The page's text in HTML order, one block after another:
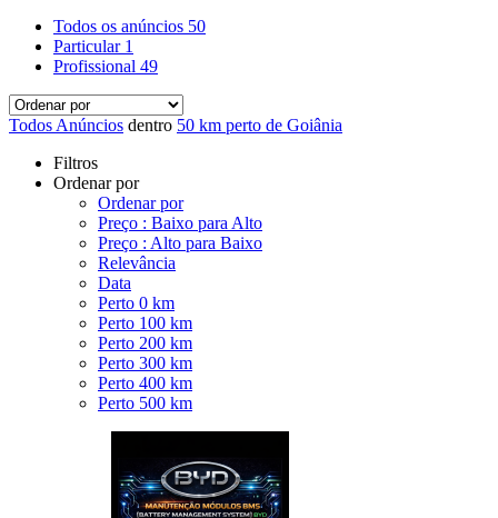
Todos os anúncios 50
Particular 1
Profissional 49
Todos Anúncios dentro 50 km perto de Goiânia
Filtros
Ordenar por
Ordenar por
Preço : Baixo para Alto
Preço : Alto para Baixo
Relevância
Data
Perto 0 km
Perto 100 km
Perto 200 km
Perto 300 km
Perto 400 km
Perto 500 km